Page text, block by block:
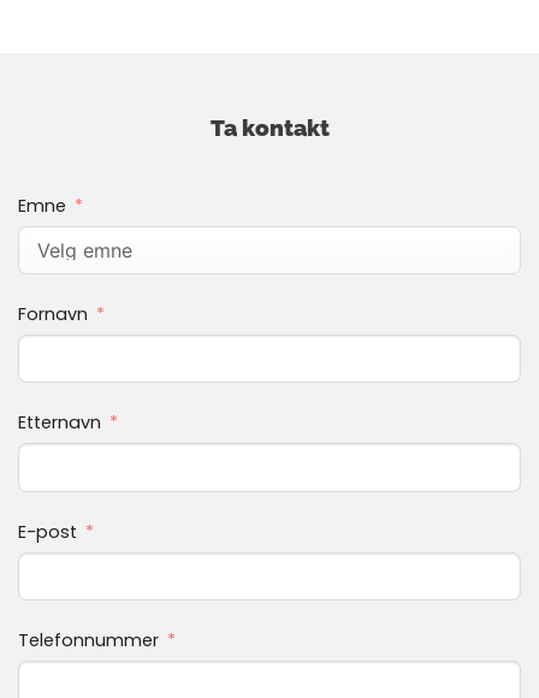
Ta kontakt
Emne
Fornavn
Etternavn
E-post
Telefonnummer